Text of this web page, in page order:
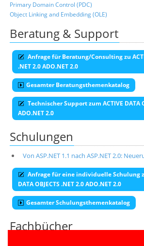
Primary Domain Control (PDC)
Object Linking and Embedding (OLE)
Beratung & Support
Anfrage für Beratung/Consulting zu
.NET 2.0 ADO.NET 2.0
Gesamter Beratungsthemenkatalog
Technischer Support zum ACTIVE DATA
ADO.NET 2.0
Schulungen
Von ASP.NET 1.1 nach ASP.NET 2.0:
Anfrage für eine individuelle Schulung
DATA OBJECTS .NET 2.0 ADO.NET 2.0
Gesamter Schulungsthemenkatalog
Fachbücher